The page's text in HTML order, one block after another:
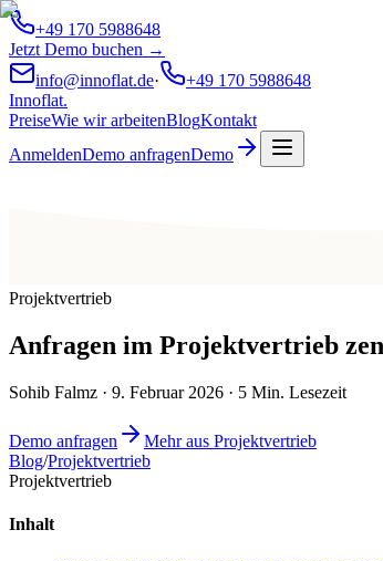
+49 170 5988648
Jetzt Demo buchen →
info@innoflat.de·
+49 170 5988648
Innoflat.
PreiseWie wir arbeitenBlogKontakt
AnmeldenDemo anfragenDemo
Projektvertrieb
Anfragen im Projektvertrieb
Sohib Falmz · 9. Februar 2026 · 5 Min. Lesezeit
Demo anfragen
Mehr aus Projektvertrieb
Blog/Projektvertrieb
Projektvertrieb
Inhalt